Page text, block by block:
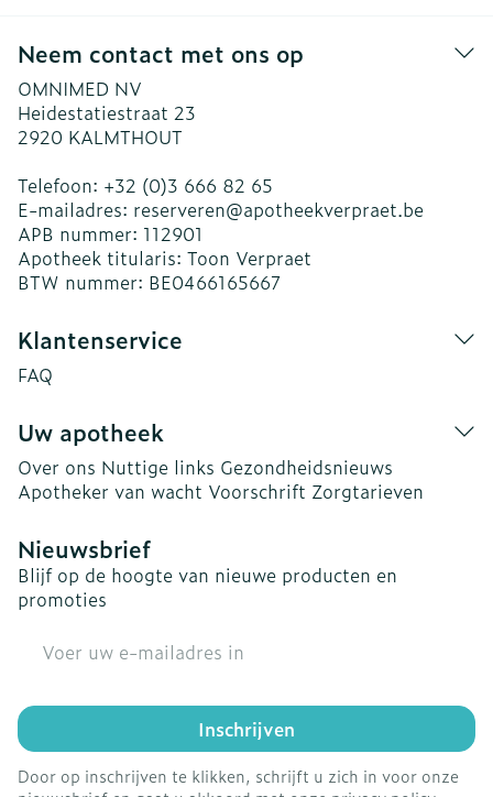
Neem contact met ons op
OMNIMED NV
Heidestatiestraat 23
2920 KALMTHOUT
Telefoon: +32 (0)3 666 82 65
E-mailadres: reserveren@apotheekverpraet.be
APB nummer: 112901
Apotheek titularis: Toon Verpraet
BTW nummer: BE0466165667
Klantenservice
FAQ
Uw apotheek
Over ons Nuttige links Gezondheidsnieuws
Apotheker van wacht Voorschrift Zorgtarieven
Nieuwsbrief
Blijf op de hoogte van nieuwe producten en
promoties
Inschrijven
Door op inschrijven te klikken, schrijft u zich in voor onze